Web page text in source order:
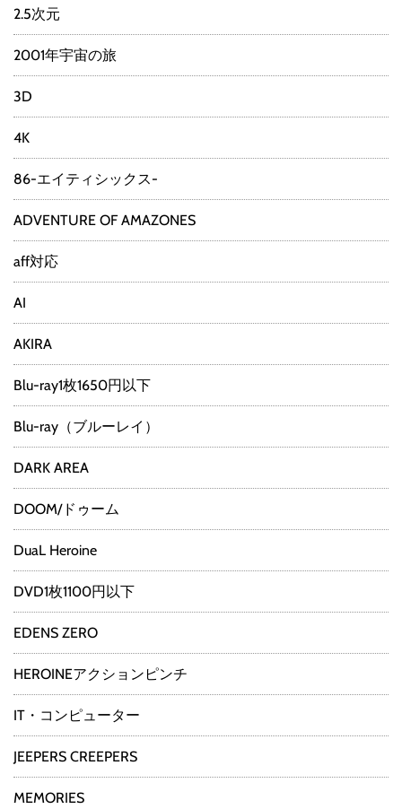
2.5次元
2001年宇宙の旅
3D
4K
86-エイティシックス-
ADVENTURE OF AMAZONES
aff対応
AI
AKIRA
Blu-ray1枚1650円以下
Blu-ray（ブルーレイ）
DARK AREA
DOOM/ドゥーム
DuaL Heroine
DVD1枚1100円以下
EDENS ZERO
HEROINEアクションピンチ
IT・コンピューター
JEEPERS CREEPERS
MEMORIES